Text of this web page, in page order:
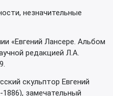
незначительные
«Евгений Лансере. Альбом
редакцией Л.А.
скульптор Евгений
замечательный